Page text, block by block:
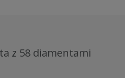
z 58 diamentami